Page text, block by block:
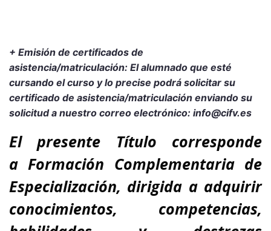
+ Emisión de certificados de
asistencia/matriculación: El alumnado que esté
cursando el curso y lo precise podrá solicitar su
certificado de asistencia/matriculación enviando su
solicitud a nuestro correo electrónico: info@cifv.es
El presente Título corresponde
aFormación Complementaria de
Especialización, dirigida a adquirir
conocimientos, competencias,